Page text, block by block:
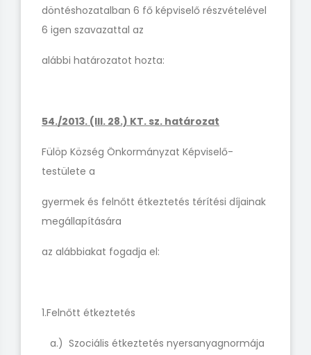
döntéshozatalban 6 fő képviselő részvételével
6 igen szavazattal az
alábbi határozatot hozta:
54./2013. (III. 28.) KT. sz. határozat
Fülöp Község Önkormányzat Képviselő-
testülete a
gyermek és felnőtt étkeztetés térítési díjainak
megállapítására
az alábbiakat fogadja el:
1.Felnőtt étkeztetés
a.) Szociális étkeztetés nyersanyagnormája